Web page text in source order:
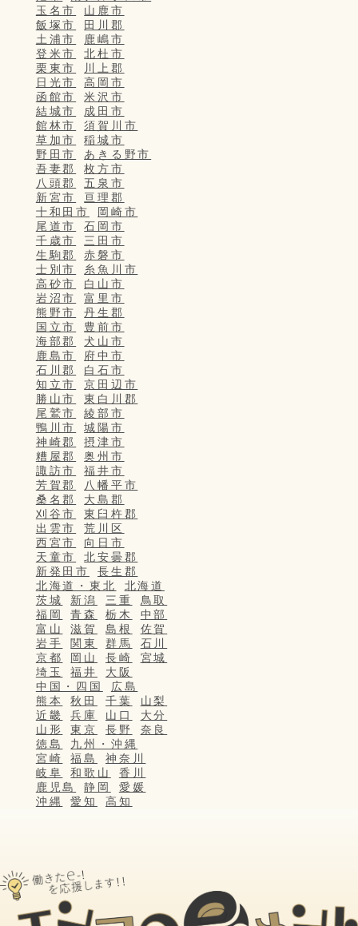
玉名市
山鹿市
飯塚市
田川郡
土浦市
鹿嶋市
登米市
北杜市
栗東市
川上郡
日光市
高岡市
函館市
米沢市
結城市
成田市
館林市
須賀川市
草加市
稲城市
野田市
あきる野市
吾妻郡
枚方市
八頭郡
五泉市
新宮市
亘理郡
十和田市
岡崎市
尾道市
石岡市
千歳市
三田市
生駒郡
赤磐市
士別市
糸魚川市
高砂市
白山市
岩沼市
富里市
熊野市
丹生郡
国立市
豊前市
海部郡
犬山市
鹿島市
府中市
石川郡
白石市
知立市
京田辺市
勝山市
東白川郡
尾鷲市
綾部市
鴨川市
城陽市
神崎郡
摂津市
糟屋郡
奥州市
諏訪市
福井市
芳賀郡
八幡平市
桑名郡
大島郡
刈谷市
東臼杵郡
出雲市
荒川区
西宮市
向日市
天童市
北安曇郡
新発田市
長生郡
北海道・東北
北海道
茨城
新潟 三重
鳥取
福岡
青森 栃木
中部
富山
滋賀 島根
佐賀
岩手
関東 群馬
石川
京都
岡山 長崎
宮城
埼玉
福井
大阪
中国・四国
広島
熊本
秋田 千葉
山梨
近畿
兵庫 山口
大分
山形
東京 長野
奈良
徳島
九州・沖縄
宮崎
福島
神奈川
岐阜
和歌山
香川
鹿児島
静岡
愛媛
沖縄
愛知 高知